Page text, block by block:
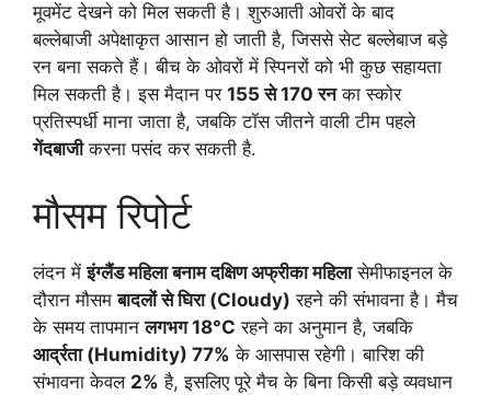
मूवमेंट देखने को मिल सकती है। शुरुआती ओवरों के बाद
बल्लेबाजी अपेक्षाकृत आसान हो जाती है, जिससे सेट बल्लेबाज बड़े
रन बना सकते हैं। बीच के ओवरों में स्पिनरों को भी कुछ सहायता
मिल सकती है। इस मैदान पर 155 से 170 रनका स्कोर
प्रतिस्पर्धी माना जाता है, जबकि टॉस जीतने वाली टीम पहले
गेंदबाजीकरना पसंद कर सकती है.
मौसम रिपोर्ट
लंदन मेंइंग्लैंड महिला बनाम दक्षिण अफ्रीका महिलासेमीफाइनल के
दौरान मौसमबादलों से घिरा (Cloudy) रहने की संभावना है। मैच
के समय तापमानलगभग 18°C रहने का अनुमान है, जबकि
आर्द्रता (Humidity) 77% के आसपास रहेगी। बारिश की
संभावना केवल 2% है, इसलिए पूरे मैच के बिना किसी बड़े व्यवधान